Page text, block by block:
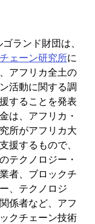
ランド財団は、
ェーン研究所に
アフリカ全土の
活動に関する調
することを発表
は、アフリカ・
所がアフリカ大
援するもので、
テクノロジー・
者、ブロックチ
、テクノロジ
係者など、アフ
クチェーン技術